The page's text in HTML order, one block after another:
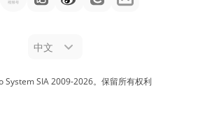
中文
System SIA 2009-2026。 保留所有权利